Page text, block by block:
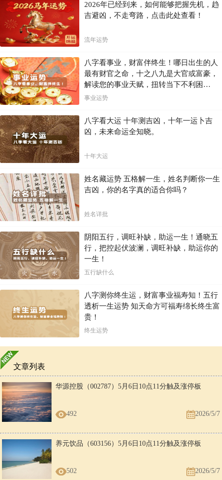
2026年已经到来，如何能够把握先机，趋
吉避凶，不走弯路，点击此处查看！
流年运势
八字看事业，财富伴终生！哪日出生的人
最有财官之命，十之八九是大官或富豪，
解读您的事业天赋，扭转当下不利困
局！！
事业运势
八字看大运 十年测吉凶，十年一运卜吉
凶，未来命运全知晓。
十年大运
姓名藏运势 五格解一生，姓名判断你一生
吉凶，你的名字真的适合你吗？
姓名详批
阴阳五行，调旺补缺，助运一生！通晓五
行，把控起伏波澜，调旺补缺，助运你的
一生！
五行缺什么
八字测你终生运，财富事业福寿知！五行
透析一生运势 知天命方可福寿绵长终生富
贵！
终生运势
文章列表
华源控股（002787）5月6日10点11分触及涨停板
492 2026/5/7
养元饮品（603156）5月6日10点11分触及涨停板
502 2026/5/7